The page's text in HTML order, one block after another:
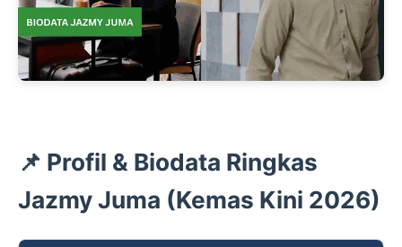
📌 Profil & Biodata Ringkas
Jazmy Juma (Kemas Kini 2026)